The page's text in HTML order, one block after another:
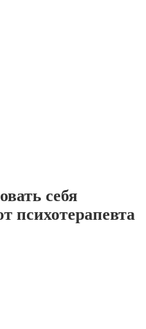
себя
психотерапевта